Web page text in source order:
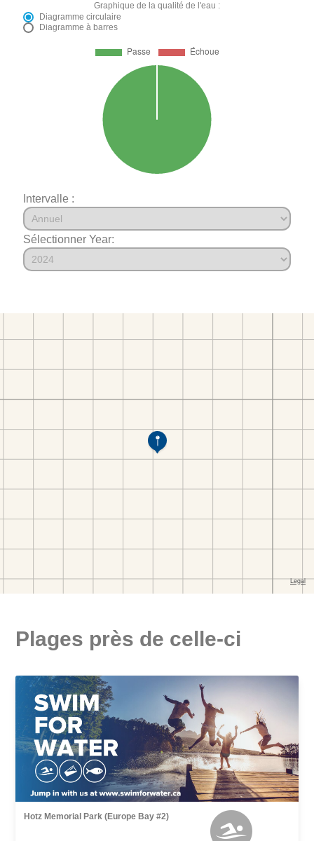
Graphique de la qualité de l'eau :
Diagramme circulaire
Diagramme à barres
Intervalle :
Sélectionner Year:
Plages près de celle-ci
Hotz Memorial Park (Europe Bay #2)